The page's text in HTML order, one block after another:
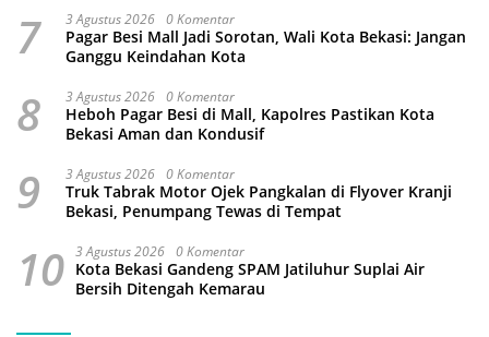
7 3 Agustus 2026 0 Komentar
Pagar Besi Mall Jadi Sorotan, Wali Kota Bekasi: Jangan
Ganggu Keindahan Kota
8 3 Agustus 2026 0 Komentar
Heboh Pagar Besi di Mall, Kapolres Pastikan Kota
Bekasi Aman dan Kondusif
9 3 Agustus 2026 0 Komentar
Truk Tabrak Motor Ojek Pangkalan di Flyover Kranji
Bekasi, Penumpang Tewas di Tempat
10 3 Agustus 2026 0 Komentar
Kota Bekasi Gandeng SPAM Jatiluhur Suplai Air
Bersih Ditengah Kemarau